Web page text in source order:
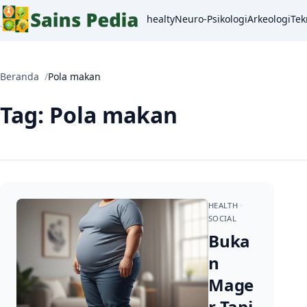
healtyNeuro-PsikologiArkeologi
Beranda Pola makan
Tag: Pola makan
HEALTH
SOCIAL
Buka
n
Mage